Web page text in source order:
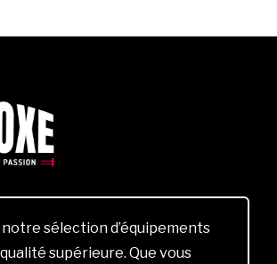
sélection d’équipements
supérieure. Que vous